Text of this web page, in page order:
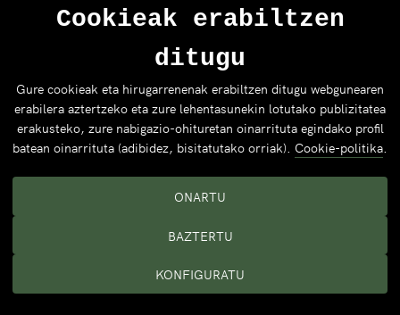
Cookieak erabiltzen
ditugu
Gure cookieak eta hirugarrenenak erabiltzen ditugu webgunearen
erabilera aztertzeko eta zure lehentasunekin lotutako publizitatea
erakusteko, zure nabigazio-ohituretan oinarrituta egindako profil
batean oinarrituta (adibidez, bisitatutako orriak). Cookie-politika.
KONFIGURATU
BAZTERTU
ONARTU